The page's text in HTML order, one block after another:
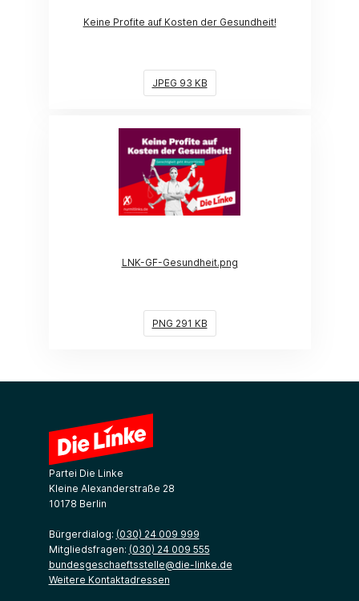
Keine Profite auf Kosten der Gesundheit!
JPEG 93 KB
LNK-GF-Gesundheit.png
PNG 291 KB
Partei Die Linke
Kleine Alexanderstraße 28
10178 Berlin
Bürgerdialog: (030) 24 009 999
Mitgliedsfragen: (030) 24 009 555
bundesgeschaeftsstelle@die-linke.de
Weitere Kontaktadressen